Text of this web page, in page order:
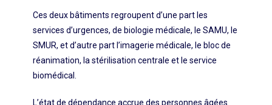
Ces deux bâtiments regroupent d’une part les
services d’urgences, de biologie médicale, le SAMU, le
SMUR, et d’autre part l’imagerie médicale, le bloc de
réanimation, la stérilisation centrale et le service
biomédical.
L’état de dépendance accrue des personnes âgées